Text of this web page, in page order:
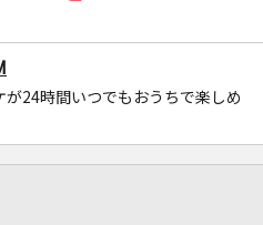
が24時間いつでもおうちで楽しめ